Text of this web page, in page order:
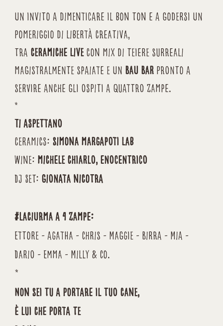
un invito a dimenticare il bon ton e a godersi un
pomeriggio di libertà creativa,
tra ceramiche livecon mix di teiere surreali
magistralmente spaiate e un Bau Bar pronto a
servire anche gli ospiti a quattro zampe.
*
Ti aspettano
ceramics: simona margapoti lab
Wine: michele chiarlo, enocentrico
Dj Set: gionata nicotra
#laciurma a 4 zampe:
Ettore - agatha - Chris - Maggie - Birra - Mia -
Dario - Emma - Milly & Co.
*
Non sei tu a portare il tuo cane,
è lui che porta te